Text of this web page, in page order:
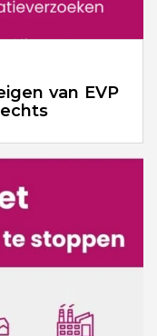
van EVP